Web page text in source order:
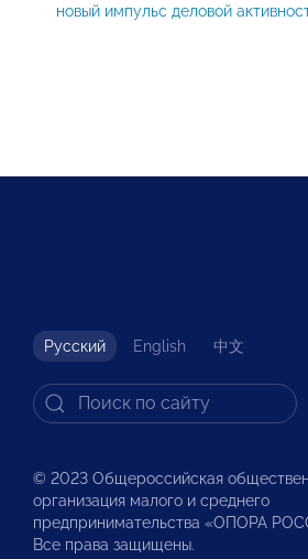
новый импульс деловой
Русский English 中文
© 2023 Общероссийская
организация малого и среднего
предпринимательства «ОПОРА
Все права защищены.